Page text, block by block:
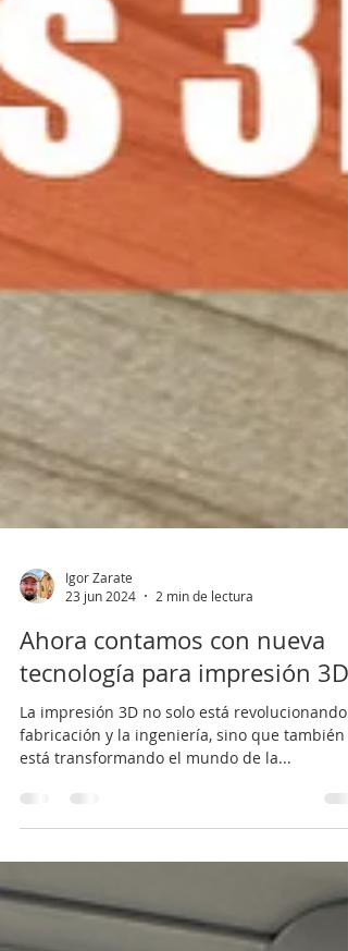
Igor Zarate
Ahora contamos con nueva
La impresión 3D no solo está revolucionando
fabricación y la ingeniería, sino que también
está transformando el mundo de la...